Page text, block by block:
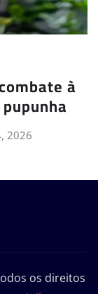
à
2026
os direitos